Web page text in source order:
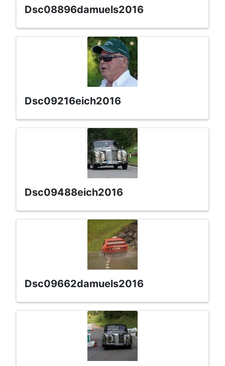
dsc08896damuels2016
dsc09216eich2016
dsc09488eich2016
dsc09662damuels2016